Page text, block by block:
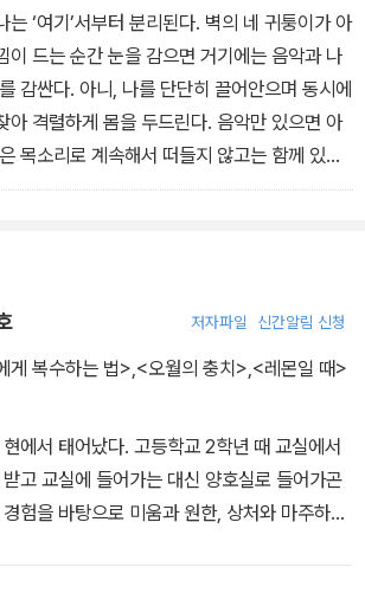
이어서 그저 한 무더기로밖에 보이지 않는 청
사건사고차 없었다. 하지만 세월이 지나 되돌
. 어른이 되면 맛볼 수 없는 시간을 보내고 있
는 ‘여기’서부터 분리된다. 벽의 네 귀퉁이가 아
이 드는 순간 눈을 감으면 거기에는 음악과 나
감싼다. 아니, 나를 단단히 끌어안으며 동시에
아 격렬하게 몸을 두드린다. 음악만 있으면 아
목소리로 계속해서 떠들지 않고는 함께 있을
기분은 줘도 실제로는 아무것도 아닌 연애놀
어당겨 원을 만드는 혹성 같았다. 나는 다른 아
성에 달라붙은 작은 위성쯤으로 보였을까.
따라 얘기를 하려고 했지만 무엇을 어떻게 말
같은, 그런 느낌이야.”
저자파일 신간알림 신청
게 복수하는 법>,<오월의 충치>,<레몬일 때>
에서 태어났다. 고등학교 2학년 때 교실에서
받고 교실에 들어가는 대신 양호실로 들어가곤
험을 바탕으로 미움과 원한, 상처와 마주하게